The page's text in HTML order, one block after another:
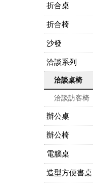
折合桌
折合椅
沙發
洽談系列
洽談桌椅
洽談訪客椅
辦公桌
辦公椅
電腦桌
造型方便書桌